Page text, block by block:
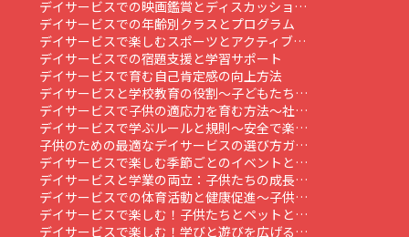
デイサービスでの映画鑑賞とディスカッショ…
デイサービスでの年齢別クラスとプログラム
デイサービスで楽しむスポーツとアクティブ…
デイサービスでの宿題支援と学習サポート
デイサービスで育む自己肯定感の向上方法
デイサービスと学校教育の役割～子どもたち…
デイサービスで子供の適応力を育む方法～社…
デイサービスで学ぶルールと規則～安全で楽…
子供のための最適なデイサービスの選び方ガ…
デイサービスで楽しむ季節ごとのイベントと…
デイサービスと学業の両立：子供たちの成長…
デイサービスでの体育活動と健康促進～子供…
デイサービスで楽しむ！子供たちとペットと…
デイサービスで楽しむ！学びと遊びを広げる…